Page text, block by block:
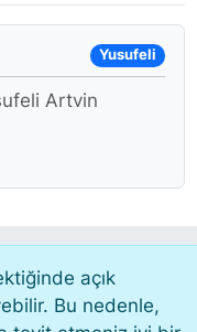
Yusufeli
Artvin
açık
Bu nedenle,